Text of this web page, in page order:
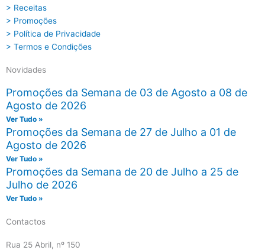
> Receitas
> Promoções
> Política de Privacidade
> Termos e Condições
Novidades
Promoções da Semana de 03 de Agosto a 08 de
Agosto de 2026
Ver Tudo »
Promoções da Semana de 27 de Julho a 01 de
Agosto de 2026
Ver Tudo »
Promoções da Semana de 20 de Julho a 25 de
Julho de 2026
Ver Tudo »
Contactos
Rua 25 Abril, nº 150